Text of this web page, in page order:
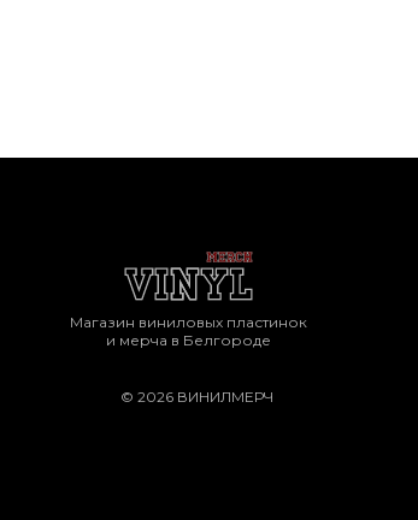
Магазин виниловых пластинок
и мерча в Белгороде
© 2026 ВИНИЛМЕРЧ